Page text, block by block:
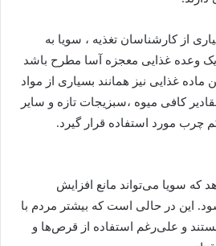
از کارشناسان تغذیه ، سویا به
یک وعده غذایی معجزه آسا مطرح باشد
ماده غذایی نیز همانند بسیاری از مواد
کافی میوه ،سبزیجات تازه و سایر
چرب مورد استفاده قرار گیرد.
که سویا می‌تواند مانع افزایش
این در حالی است که بیشتر مردم با
و علی‌رغم استفاده از قرص‌ها و